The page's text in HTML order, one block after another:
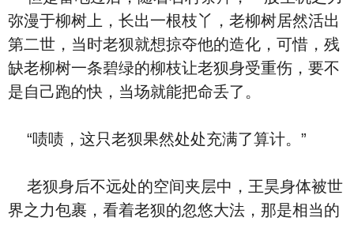
弥漫于柳树上，长出一根枝丫，老柳树居然活出
第二世，当时老狈就想掠夺他的造化，可惜，残
缺老柳树一条碧绿的柳枝让老狈身受重伤，要不
是自己跑的快，当场就能把命丢了。
“啧啧，这只老狈果然处处充满了算计。”
老狈身后不远处的空间夹层中，王昊身体被世
界之力包裹，看着老狈的忽悠大法，那是相当的